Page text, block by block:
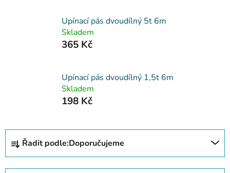
Upínací pás dvoudílný 5t 6m
Skladem
365 Kč
Upínací pás dvoudílný 1,5t 6m
Skladem
198 Kč
Ř
z
Řadit podle:Doporučujeme